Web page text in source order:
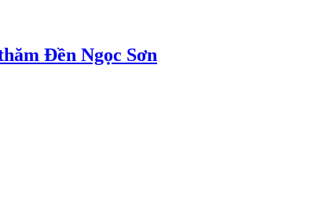
Đền Ngọc Sơn